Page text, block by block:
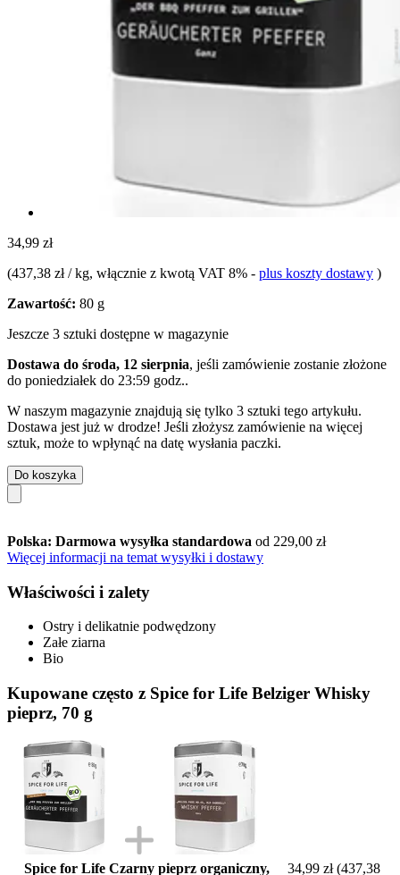
34,99 zł
(437,38 zł / kg, włącznie z kwotą VAT 8% - plus koszty dostawy )
Zawartość: 80 g
Jeszcze 3 sztuki dostępne w magazynie
Dostawa do środa, 12 sierpnia, jeśli zamówienie zostanie złożone
do poniedziałek do 23:59 godz..
W naszym magazynie znajdują się tylko 3 sztuki tego artykułu.
Dostawa jest już w drodze! Jeśli złożysz zamówienie na więcej
sztuk, może to wpłynąć na datę wysłania paczki.
Do koszyka
Polska: Darmowa wysyłka standardowa od 229,00 zł
Więcej informacji na temat wysyłki i dostawy
Właściwości i zalety
Ostry i delikatnie podwędzony
Załe ziarna
Bio
Kupowane często z Spice for Life Belziger Whisky
pieprz, 70 g
Spice for Life Czarny pieprz organiczny,
34,99 zł (437,38